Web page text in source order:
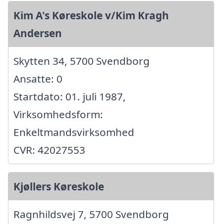
Kim A's Køreskole v/Kim Kragh
Andersen
Skytten 34, 5700 Svendborg
Ansatte: 0
Startdato: 01. juli 1987,
Virksomhedsform:
Enkeltmandsvirksomhed
CVR: 42027553
Kjøllers Køreskole
Ragnhildsvej 7, 5700 Svendborg